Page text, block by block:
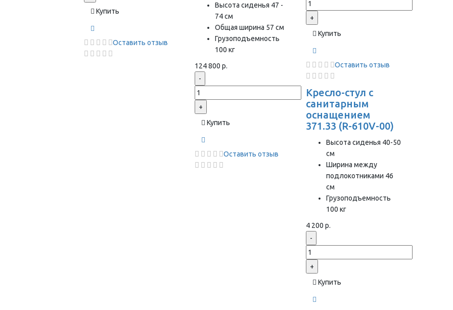
Купить
Оставить отзыв
Высота сиденья 47 -
74 см
Общая ширина 57 см
Грузоподъемность
100 кг
124 800 р.
-
+
Купить
Оставить отзыв
+
Купить
Оставить отзыв
Кресло-стул с
санитарным
оснащением
371.33 (R-610V-00)
Высота сиденья 40-50
см
Ширина между
подлокотниками 46
см
Грузоподъемность
100 кг
4 200 р.
-
+
Купить